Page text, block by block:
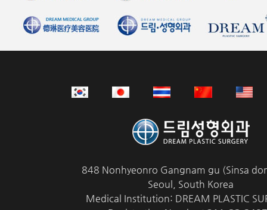
848 Nonhyeonro Gangnam gu (Sinsa
Seoul, South Korea
Medical Institution: DREAM PLASTIC